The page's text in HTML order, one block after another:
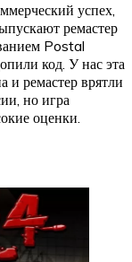
успех,
ремастер
Postal
код. У нас эта
и ремастер врятли
но игра
оценки.